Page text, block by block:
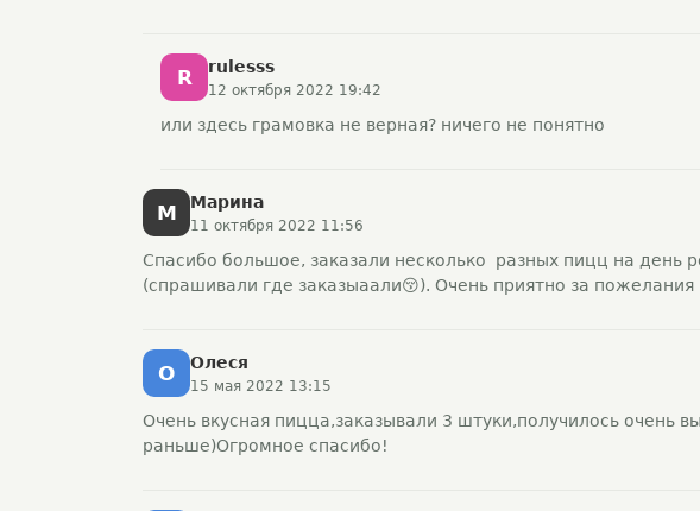
R rulesss
12 октября 2022 19:42
или здесь грамовка не верная? ничего не понятно
М Марина
11 октября 2022 11:56
Спасибо большое, заказали несколько разных пицц на день
(спрашивали где заказыаали😚). Очень приятно за пожелания
О Олеся
15 мая 2022 13:15
Очень вкусная пицца,заказывали 3 штуки,получилось очень
раньше)Огромное спасибо!